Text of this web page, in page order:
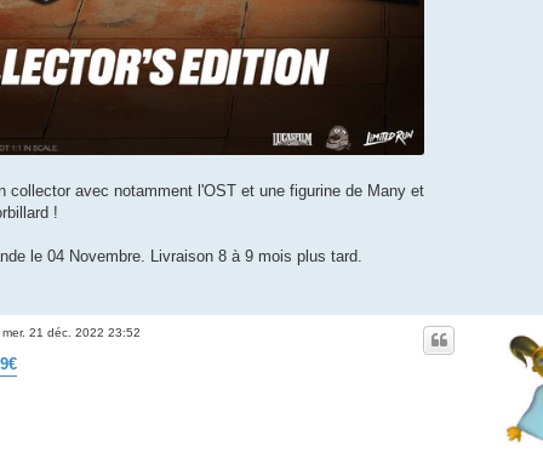
collector avec notamment l'OST et une figurine de Many et
!
le 04 Novembre. Livraison 8 à 9 mois plus tard.
mer. 21 déc. 2022 23:52